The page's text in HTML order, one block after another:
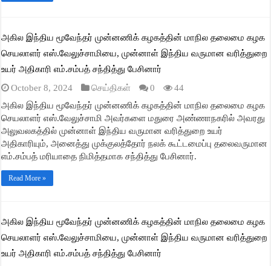
அகில இந்திய மூவேந்தர் முன்னணிக் கழகத்தின் மாநில தலைமை கழக
செயலாளர் எஸ்.வேலுச்சாமியை, முன்னாள் இந்திய வருமான வரித்துறை
உயர் அதிகாரி எம்.சம்பத் சந்தித்து பேசினார்
October 8, 2024
செய்திகள் 0
44
அகில இந்திய மூவேந்தர் முன்னணிக் கழகத்தின் மாநில தலைமை கழக
செயலாளர் எஸ்.வேலுச்சாமி அவர்களை மதுரை அண்ணாநகரில் அவரது
அலுவலகத்தில் முன்னாள் இந்திய வருமான வரித்துறை உயர்
அதிகாரியும், அனைத்து முக்குலத்தோர் நலக் கூட்டமைப்பு தலைவருமான
எம்.சம்பத் மரியாதை நிமித்தமாக சந்தித்து பேசினார்.
Read More »
அகில இந்திய மூவேந்தர் முன்னணிக் கழகத்தின் மாநில தலைமை கழக
செயலாளர் எஸ்.வேலுச்சாமியை, முன்னாள் இந்திய வருமான வரித்துறை
உயர் அதிகாரி எம்.சம்பத் சந்தித்து பேசினார்